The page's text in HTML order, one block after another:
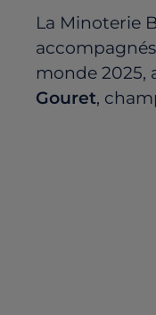
La Minoterie
monde 2025,
Gouret,